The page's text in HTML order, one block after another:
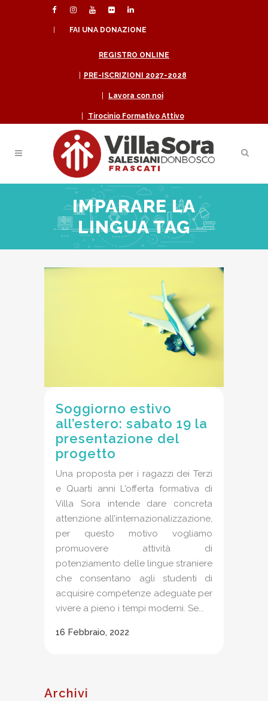
FAI UNA DONAZIONE
REGISTRO ONLINE
PRE-ISCRIZIONI 2027-2028
Lavora con noi
Tirocinio Formativo Attivo
IMPARARE LA
LINGUA TAG
Soggiorno estivo
all’estero: sabato 19 la
presentazione del
progetto
Una proposta per i ragazzi dei Terzi
e Quarti anni L'offerta formativa di
Villa Sora intende dare concreta
attenzione all’internazionalizzazione,
per questo motivo vogliamo
promuovere attività di
potenziamento delle lingue straniere
che consentano agli studenti di
acquisire competenze adeguate per
vivere a pieno i tempi moderni. Se...
16 Febbraio, 2022
Archivi